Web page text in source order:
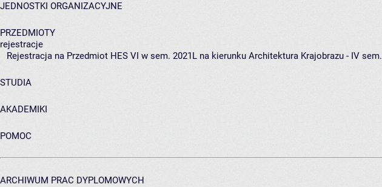
JEDNOSTKI ORGANIZACYJNE
PRZEDMIOTY
rejestracje
Rejestracja na Przedmiot HES VI w sem. 2021L na kierunku Architektura Krajobrazu - IV sem.
STUDIA
AKADEMIKI
POMOC
ARCHIWUM PRAC DYPLOMOWYCH